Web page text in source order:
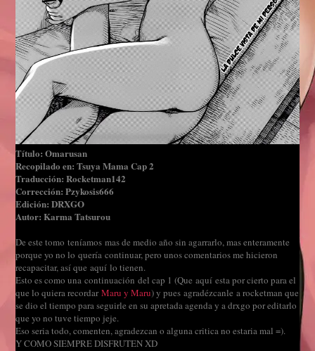
Título: Omarusan
Recopilado en: Tsuya Mama Cap 2
Traducción: Rocketman142
Corrección: Pzykosis666
Edición: DRXGO
Autor: Karma Tatsurou
De este tomo teníamos mas de medio año sin agarrarlo, mas enteramente
porque yo no lo quería continuar, pero unos comentarios me hicieron
recapacitar, así que aquí lo tienen.
Esto es como una continuación del cap 1 (Que aquí esta por cierto para el
que lo quiera recordarMaru y Maru) y pues agradézcanle a rocketman que
se dio el tiempo para seguirle en su apretada agenda y a drxgo por editarlo
que yo no tuve tiempo jeje.
Eso seria todo, comenten, agradezcan o alguna critica no estaria mal =).
Y COMO SIEMPRE DISFRUTEN XD